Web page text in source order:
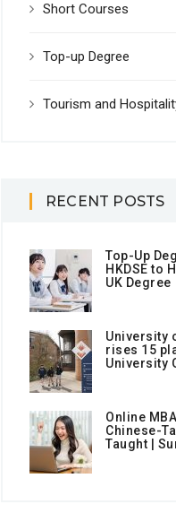
Short Courses
Top-up Degree
Tourism and
RECENT POSTS
Top-Up
HKDSE to
UK Degree
University
rises 15
University
Online
Chinese-
Taught |